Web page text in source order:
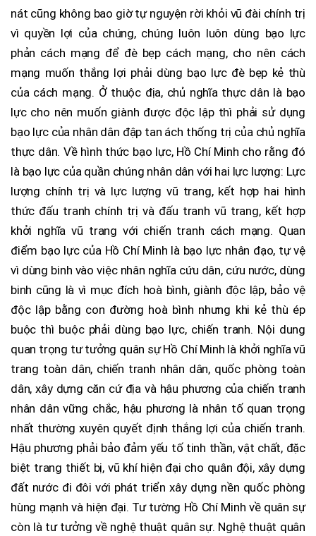
nát cũng không bao giờ tự nguyện rời khỏi vũ đài chính trị
vì quyền lợi của chúng, chúng luôn luôn dùng bạo lực
phản cách mạng để đè bẹp cách mạng, cho nên cách
mạng muốn thắng lợi phải dùng bạo lực đè bẹp kẻ thù
của cách mạng. Ở thuộc địa, chủ nghĩa thực dân là bạo
lực cho nên muốn giành được độc lập thì phải sử dụng
bạo lực của nhân dân đập tan ách thống trị của chủ nghĩa
thực dân. Về hình thức bạo lực, Hồ Chí Minh cho rằng đó
là bạo lực của quần chúng nhân dân với hai lực lượng: Lực
lượng chính trị và lực lượng vũ trang, kết hợp hai hình
thức đấu tranh chính trị và đấu tranh vũ trang, kết hợp
khởi nghĩa vũ trang với chiến tranh cách mạng. Quan
điểm bạo lực của Hồ Chí Minh là bạo lực nhân đạo, tự vệ
vì dùng binh vào việc nhân nghĩa cứu dân, cứu nước, dùng
binh cũng là vì mục đích hoà bình, giành độc lập, bảo vệ
độc lập bằng con đường hoà bình nhưng khi kẻ thù ép
buộc thì buộc phải dùng bạo lực, chiến tranh. Nội dung
quan trọng tư tưởng quân sự Hồ Chí Minh là khởi nghĩa vũ
trang toàn dân, chiến tranh nhân dân, quốc phòng toàn
dân, xây dựng căn cứ địa và hậu phương của chiến tranh
nhân dân vững chắc, hậu phương là nhân tố quan trọng
nhất thường xuyên quyết định thắng lợi của chiến tranh.
Hậu phương phải bảo đảm yếu tố tinh thần, vật chất, đặc
biệt trang thiết bị, vũ khí hiện đại cho quân đội, xây dựng
đất nước đi đôi với phát triển xây dựng nền quốc phòng
hùng mạnh và hiện đại. Tư tường Hồ Chí Minh về quân sự
còn là tư tưởng về nghệ thuật quân sự. Nghệ thuật quân